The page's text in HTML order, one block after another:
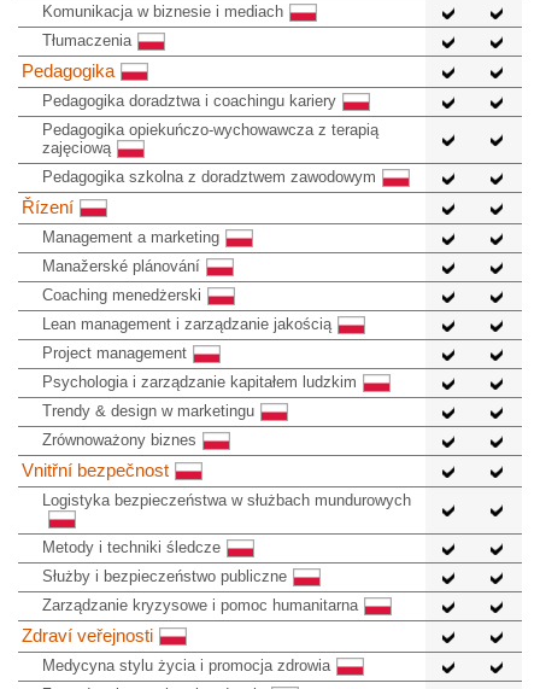
Komunikacja w biznesie i mediach
Tłumaczenia
Pedagogika
Pedagogika doradztwa i coachingu kariery
Pedagogika opiekuńczo-wychowawcza z terapią
zajęciową
Pedagogika szkolna z doradztwem zawodowym
Řízení
Management a marketing
Manažerské plánování
Coaching menedżerski
Lean management i zarządzanie jakością
Project management
Psychologia i zarządzanie kapitałem ludzkim
Trendy & design w marketingu
Zrównoważony biznes
Vnitřní bezpečnost
Logistyka bezpieczeństwa w służbach mundurowych
Metody i techniki śledcze
Służby i bezpieczeństwo publiczne
Zarządzanie kryzysowe i pomoc humanitarna
Zdraví veřejnosti
Medycyna stylu życia i promocja zdrowia